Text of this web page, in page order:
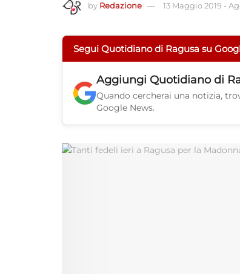
by Redazione 13 Maggio 2019 -
Segui Quotidiano di Ragusa su
Aggiungi Quotidiano di
Quando cercherai una notizia,
Google News.